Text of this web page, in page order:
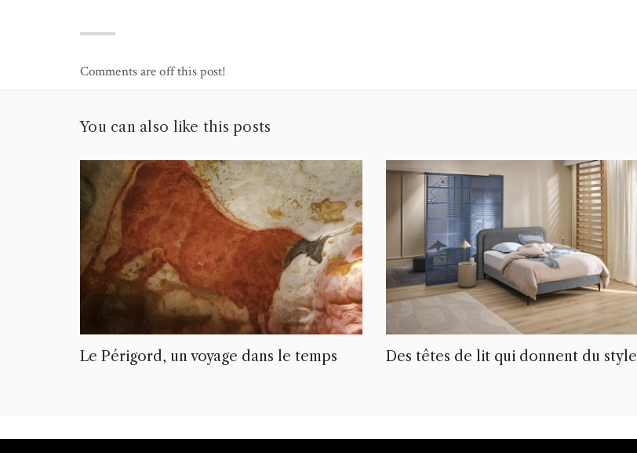
Comments are off this post!
You can also like this posts
Le Périgord, un voyage dans le temps Des têtes de lit qui donnent du style